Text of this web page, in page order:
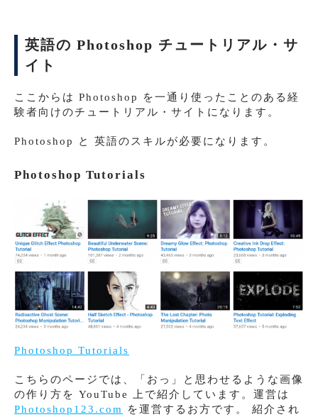
英語の Photoshop チュートリアル・サ
イト
ここからは Photoshop を一通り使ったことのある経
験者向けのチュートリアル・サイトになります。
Photoshop と 英語のスキルが必要になります。
Photoshop Tutorials
Photoshop Tutorials
こちらのページでは、「おっ」と思わせるような画像
の作り方を YouTube 上で紹介しています。運営は
Photoshop123.com
を運営するお方です。 紹介され